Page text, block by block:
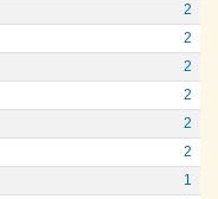
2
2
2
2
2
2
1